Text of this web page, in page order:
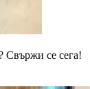
Свържи се сега!